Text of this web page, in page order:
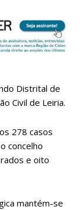
Distrital de
Civil de Leiria.
278 casos
concelho
e oito
mantém-se